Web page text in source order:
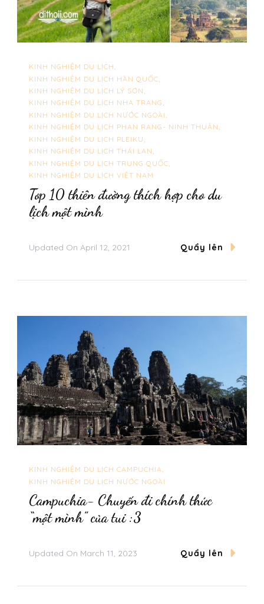
KINH NGHIỆM DU LỊCH
KINH NGHIỆM DU LỊCH HÀN QUỐC
KINH NGHIỆM DU LỊCH LÝ SƠN
KINH NGHIỆM DU LỊCH NHA TRANG
KINH NGHIỆM DU LỊCH NƯỚC NGOÀI
KINH NGHIỆM DU LỊCH PHAN RANG- NINH THUẬN
KINH NGHIỆM DU LỊCH PLEIKU
KINH NGHIỆM DU LỊCH THÁI LAN
KINH NGHIỆM DU LỊCH TRUNG QUỐC
KINH NGHIỆM DU LỊCH VIỆT NAM
Top 10 thiên đường thích hợp cho du
lịch một mình
Updated On April 12, 2021 Quẩy lên
KINH NGHIỆM DU LỊCH CAMPUCHIA
KINH NGHIỆM DU LỊCH NƯỚC NGOÀI
Campuchia- Chuyến đi chính thức
“một mình” của tui :3
Updated On March 11, 2023 Quẩy lên